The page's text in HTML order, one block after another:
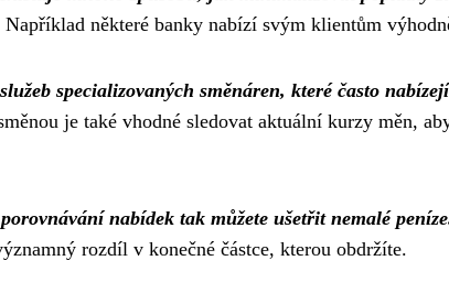
Například některé banky nabízí svým klientům
specializovaných směnáren, které často
je také vhodné sledovat aktuální kurzy měn,
nabídek tak můžete ušetřit nemalé
rozdíl v konečné částce, kterou obdržíte.